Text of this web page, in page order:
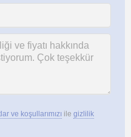
ve koşullarımızı ile gizlilik